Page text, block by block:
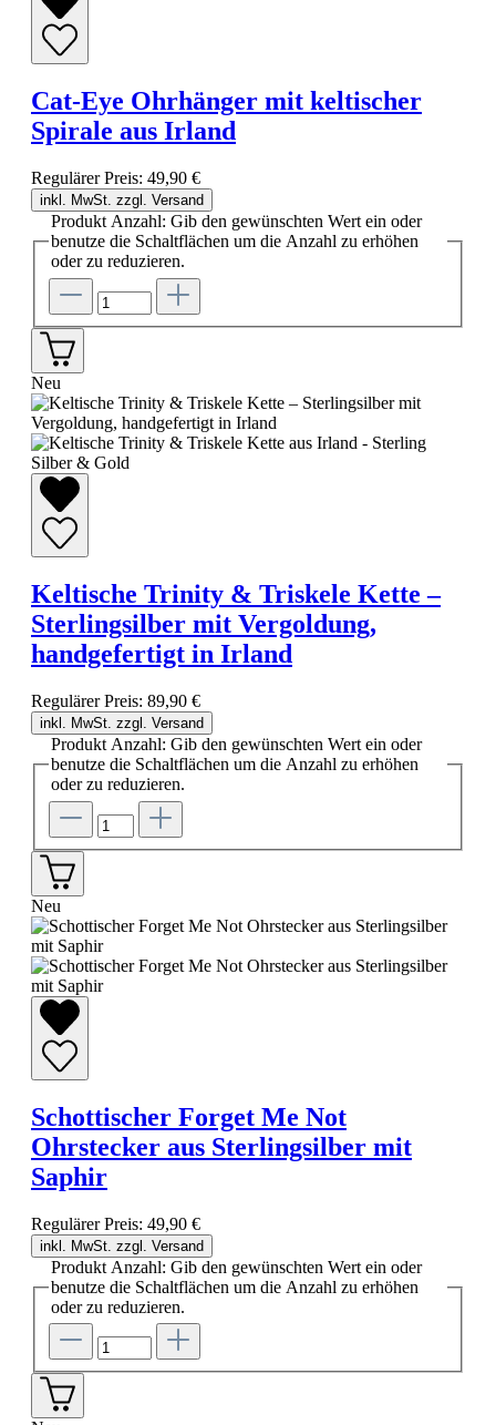
Cat-Eye Ohrhänger mit keltischer
Spirale aus Irland
Regulärer Preis: 49,90 €
inkl. MwSt. zzgl. Versand
Produkt Anzahl: Gib den gewünschten Wert ein oder
benutze die Schaltflächen um die Anzahl zu erhöhen
oder zu reduzieren.
Neu
Keltische Trinity & Triskele Kette –
Sterlingsilber mit Vergoldung,
handgefertigt in Irland
Regulärer Preis: 89,90 €
inkl. MwSt. zzgl. Versand
Produkt Anzahl: Gib den gewünschten Wert ein oder
benutze die Schaltflächen um die Anzahl zu erhöhen
oder zu reduzieren.
Neu
Schottischer Forget Me Not
Ohrstecker aus Sterlingsilber mit
Saphir
Regulärer Preis: 49,90 €
inkl. MwSt. zzgl. Versand
Produkt Anzahl: Gib den gewünschten Wert ein oder
benutze die Schaltflächen um die Anzahl zu erhöhen
oder zu reduzieren.